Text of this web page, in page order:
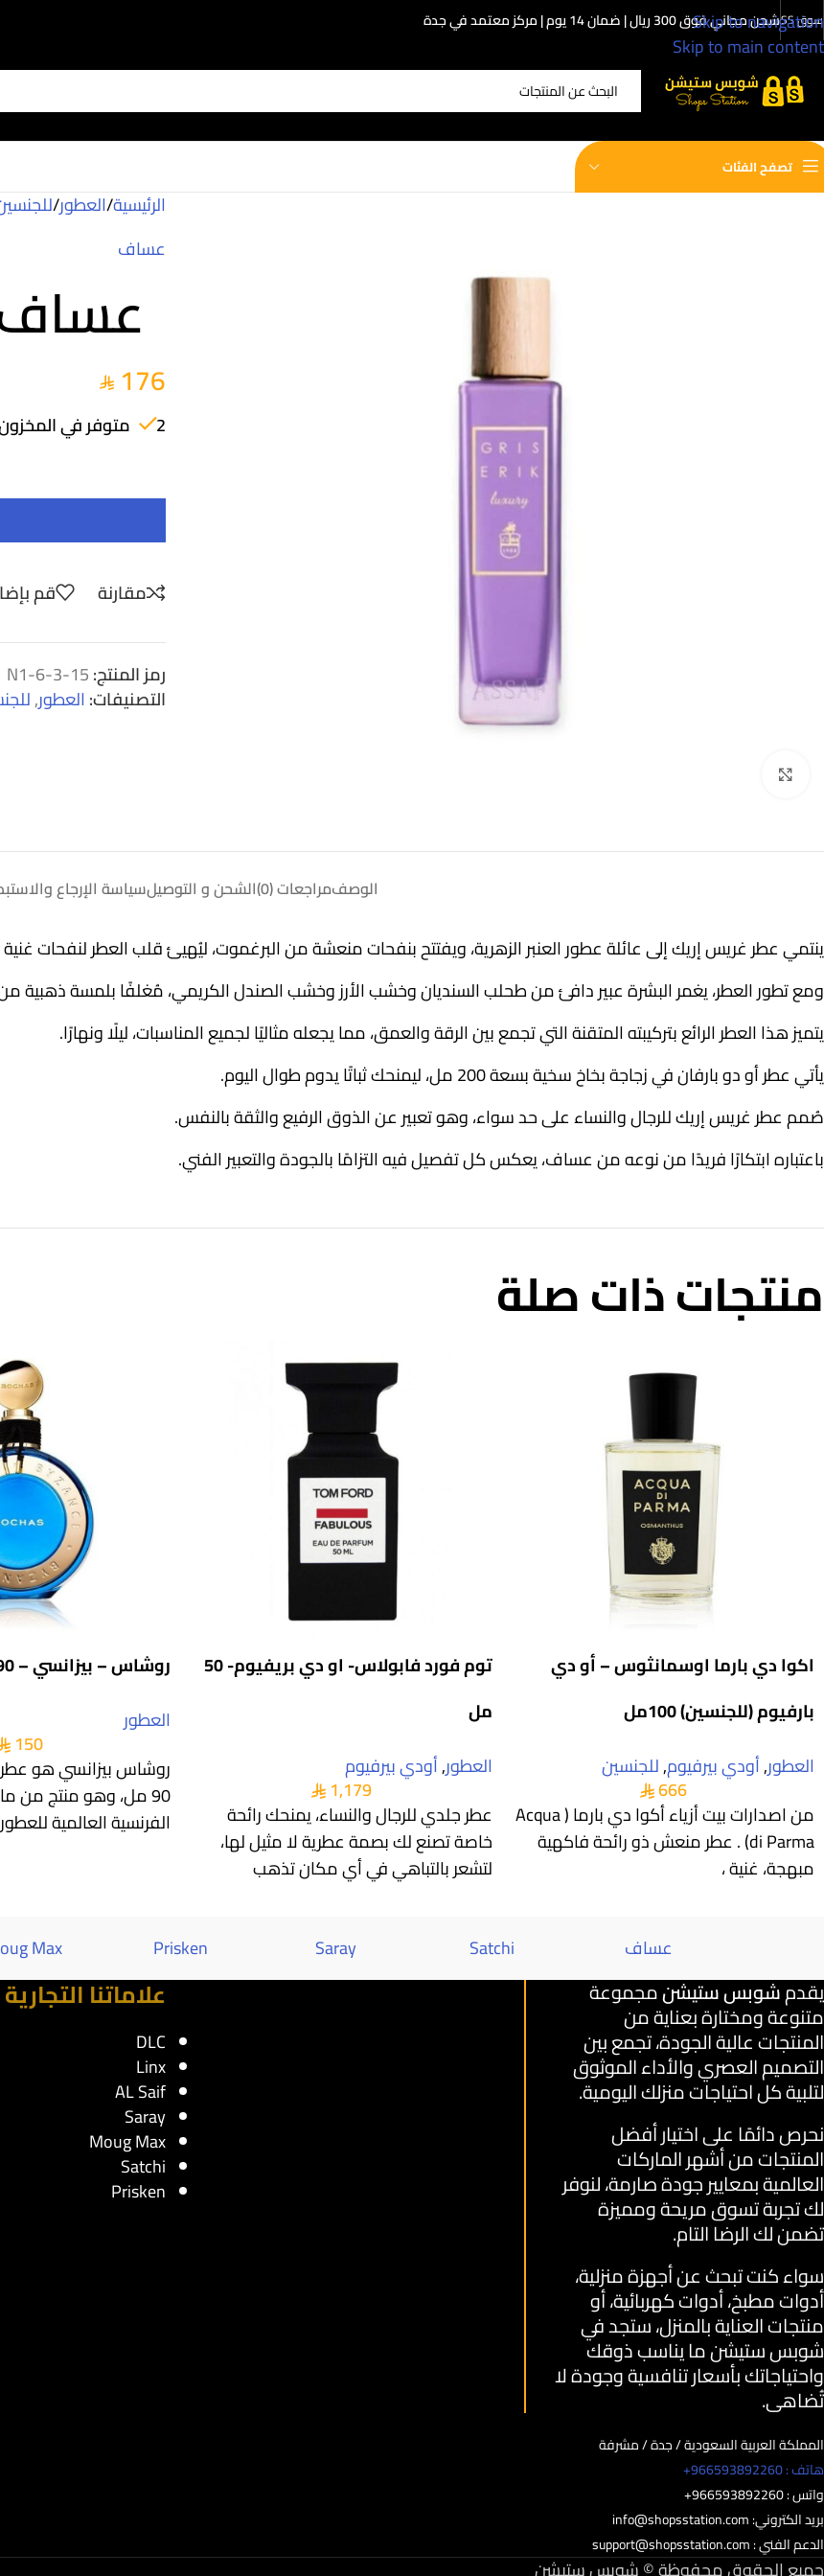
Skip to navigation
Skip to main content
سوق SS شحن مجاني فوق 300 ريال | ضمان 14 يوم | مركز معتمد في جدة
تصفح الفئات
الرئيسية/العطور/
عساف
عساف
176
2 متوفر في المخزون
مقارنة قم
رمز المنتج:N1-6-3-15
التصنيفات: العطور,
الوصفمراجعات (0) الشحن و التوصيلسياسة الإرجاع
ينتمي عطر غريس إريك إلى عائلة عطور العنبر الزهرية، ويفتتح بنفحات منعشة من البرغموت، ليُهيئ قلب العطر لنفحات غنية
ومع تطور العطر، يغمر البشرة عبير دافئ من طحلب السنديان وخشب الأرز وخشب الصندل الكريمي، مُغلفًا بلمسة ذهبية من
يتميز هذا العطر الرائع بتركيبته المتقنة التي تجمع بين الرقة والعمق، مما يجعله مثاليًا لجميع المناسبات، ليلًا ونهارًا.
يأتي عطر أو دو بارفان في زجاجة بخاخ سخية بسعة 200 مل، ليمنحك ثباتًا يدوم طوال اليوم.
صُمم عطر غريس إريك للرجال والنساء على حد سواء، وهو تعبير عن الذوق الرفيع والثقة بالنفس.
باعتباره ابتكارًا فريدًا من نوعه من عساف، يعكس كل تفصيل فيه التزامًا بالجودة والتعبير الفني.
منتجات ذات صلة
اكوا دي بارما اوسمانثوس – أو دي
بارفيوم (للجنسين) 100مل
العطور,أودي بيرفيوم,للجنسين
666
من اصدارات بيت أزياء أكوا دي بارما ( Acqua
di Parma) . عطر منعش ذو رائحة فاكهية
مبهجة، غنية ،
توم فورد فابولاس- او دي بريفيوم- 50
مل
العطور,أودي بيرفيوم
1,179
عطر جلدي للرجال والنساء، يمنحك رائحة
خاصة تصنع لك بصمة عطرية لا مثيل لها،
لتشعر بالتباهي في أي مكان تذهب
روشاس – بيزانسي – 90 مل
العطور
150
روشاس بيزانسي هو عطر
90 مل، وهو منتج من
الفرنسية العالمية
عساف Satchi
Saray
Prisken
Max
يقدمشوبس ستيشنمجموعة
متنوعة ومختارة بعناية من
المنتجات عالية الجودة، تجمع بين
التصميم العصري والأداء الموثوق
لتلبية كل احتياجات منزلك اليومية.
نحرص دائمًا على اختيار أفضل
المنتجات من أشهر الماركات
العالمية بمعايير جودة صارمة، لنوفر
لك تجربة تسوق مريحة ومميزة
تضمن لك الرضا التام.
سواء كنت تبحث عن أجهزة منزلية،
أدوات مطبخ، أدوات كهربائية، أو
منتجات العناية بالمنزل، ستجد في
شوبس ستيشن ما يناسب ذوقك
واحتياجاتك بأسعار تنافسية وجودة لا
تُضاهى.
المملكة العربية السعودية / جدة / مشرفة
هاتف : 966593892260+
واتس : 966593892260+
بريد الكتروني:info@shopsstation.com
الدعم الفني :support@shopsstation.com
علاماتنا التجارية
DLC
Linx
AL Saif
Saray
Moug Max
Satchi
Prisken
جميع الحقوق محفوظة © شوبس ستيشن